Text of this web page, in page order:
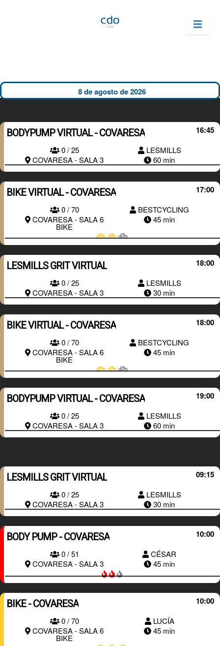
16:45
BODYPUMP VIRTUAL - COVARESA
0 / 25
LESMILLS
COVARESA - SALA 3
60 min
17:00
BIKE VIRTUAL - COVARESA
0 / 70
BESTCYCLING
COVARESA - SALA 6
BIKE
45 min
RESERVAR
18:00
LESMILLS GRIT VIRTUAL
0 / 25
LESMILLS
COVARESA - SALA 3
30 min
18:00
BIKE VIRTUAL - COVARESA
0 / 70
BESTCYCLING
COVARESA - SALA 6
BIKE
45 min
RESERVAR
19:00
BODYPUMP VIRTUAL - COVARESA
0 / 25
LESMILLS
COVARESA - SALA 3
60 min
09:15
LESMILLS GRIT VIRTUAL
0 / 25
LESMILLS
COVARESA - SALA 3
30 min
10:00
BODY PUMP - COVARESA
0 / 51
CÉSAR
COVARESA - SALA 3
45 min
10:00
BIKE - COVARESA
0 / 70
LUCÍA
COVARESA - SALA 6
BIKE
45 min
RESERVAR